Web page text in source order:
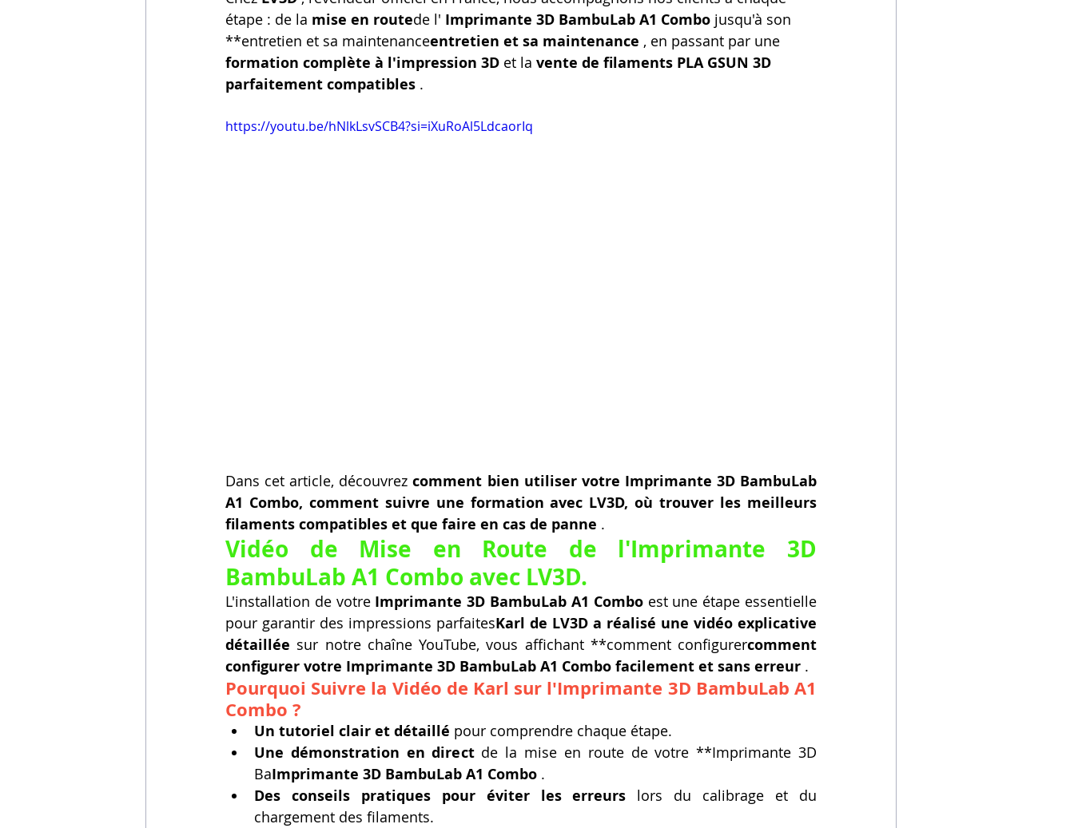
étape : de la mise en routede l' Imprimante 3D BambuLab A1 Combo jusqu'à son
**entretien et sa maintenanceentretien et sa maintenance , en passant par une
formation complète à l'impression 3D et la vente de filaments PLA GSUN 3D
parfaitement compatibles .
https://youtu.be/hNlkLsvSCB4?si=iXuRoAl5LdcaorIq
Dans cet article, découvrez comment bien utiliser votre Imprimante 3D BambuLab
A1 Combo, comment suivre une formation avec LV3D, où trouver les meilleurs
filaments compatibles et que faire en cas de panne .
Vidéo de Mise en Route de l'Imprimante 3D
BambuLab A1 Combo avec LV3D.
L'installation de votre Imprimante 3D BambuLab A1 Combo est une étape essentielle
pour garantir des impressions parfaitesKarl de LV3D a réalisé une vidéo explicative
détaillée sur notre chaîne YouTube, vous affichant **comment configurercomment
configurer votre Imprimante 3D BambuLab A1 Combo facilement et sans erreur .
Pourquoi Suivre la Vidéo de Karl sur l'Imprimante 3D BambuLab A1
Combo ?
Un tutoriel clair et détaillé pour comprendre chaque étape.
Une démonstration en direct de la mise en route de votre **Imprimante 3D
BaImprimante 3D BambuLab A1 Combo .
Des conseils pratiques pour éviter les erreurs lors du calibrage et du
chargement des filaments.